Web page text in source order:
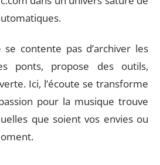
se contente pas d’archiver les
ponts, propose des outils,
Ici, l’écoute se transforme
pour la musique trouve
que soient vos envies ou